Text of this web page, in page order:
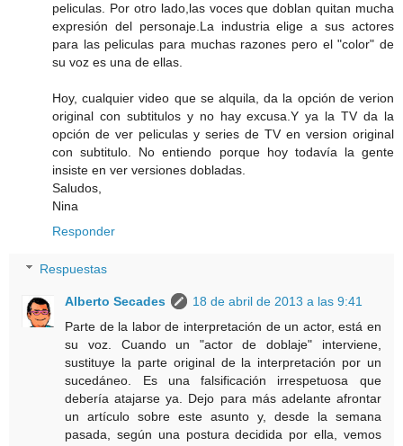
peliculas. Por otro lado,las voces que doblan quitan mucha
expresión del personaje.La industria elige a sus actores
para las peliculas para muchas razones pero el "color" de
su voz es una de ellas.
Hoy, cualquier video que se alquila, da la opción de verion
original con subtitulos y no hay excusa.Y ya la TV da la
opción de ver peliculas y series de TV en version original
con subtitulo. No entiendo porque hoy todavía la gente
insiste en ver versiones dobladas.
Saludos,
Nina
Responder
Respuestas
Alberto Secades
18 de abril de 2013 a las 9:41
Parte de la labor de interpretación de un actor, está en
su voz. Cuando un "actor de doblaje" interviene,
sustituye la parte original de la interpretación por un
sucedáneo. Es una falsificación irrespetuosa que
debería atajarse ya. Dejo para más adelante afrontar
un artículo sobre este asunto y, desde la semana
pasada, según una postura decidida por ella, vemos